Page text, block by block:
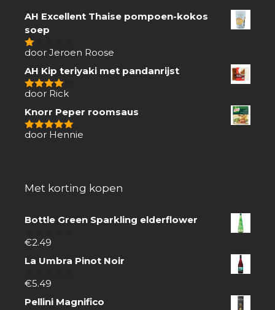
AH Excellent Thaise pompoen-kokos
soep
1
5
door Jeroen Roose
AH Kip teriyaki met pandanrijst
4van 5
door Rick
Knorr Peper roomsaus
5van 5
door Hennie
Met korting kopen
Bottle Green Sparkling elderflower
0
5
€2.49
La Umbra Pinot Noir
0
5
€5.49
Pellini Magnifico